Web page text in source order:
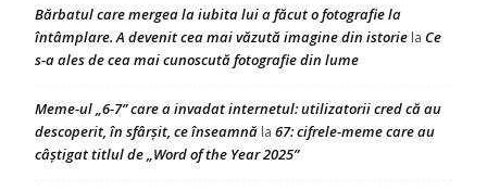
Bărbatul care mergea la iubita lui a făcut o fotografie la
întâmplare. A devenit cea mai văzută imagine din istorie la Ce
s-a ales de cea mai cunoscută fotografie din lume
Meme-ul „6-7” care a invadat internetul: utilizatorii cred că au
descoperit, în sfârșit, ce înseamnă la 67: cifrele-meme care au
câștigat titlul de „Word of the Year 2025”